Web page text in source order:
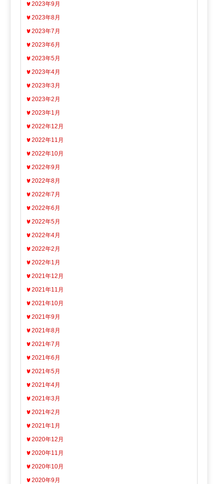
2023年9月
2023年8月
2023年7月
2023年6月
2023年5月
2023年4月
2023年3月
2023年2月
2023年1月
2022年12月
2022年11月
2022年10月
2022年9月
2022年8月
2022年7月
2022年6月
2022年5月
2022年4月
2022年2月
2022年1月
2021年12月
2021年11月
2021年10月
2021年9月
2021年8月
2021年7月
2021年6月
2021年5月
2021年4月
2021年3月
2021年2月
2021年1月
2020年12月
2020年11月
2020年10月
2020年9月